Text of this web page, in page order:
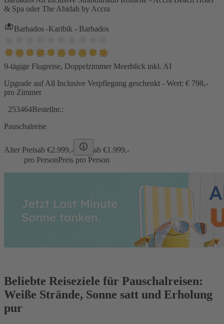
& Spa oder The Abidah by Accra
Barbados -Karibik - Barbados
9-tägige Flugreise, Doppelzimmer Meerblick inkl. AI
Upgrade auf All Inclusive Verpflegung geschenkt - Wert: € 798,-
pro Zimmer
253464Bestellnr.:
Pauschalreise
Alter Preisab €2.999,- ab €1.999,-
pro PersonPreis pro Person
Beliebte Reiseziele für Pauschalreisen:
Weiße Strände, Sonne satt und Erholung
pur